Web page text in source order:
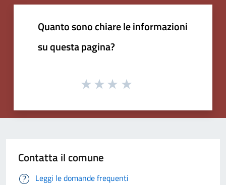
Quanto sono chiare le informazioni
su questa pagina?
Contatta il comune
Leggi le domande frequenti